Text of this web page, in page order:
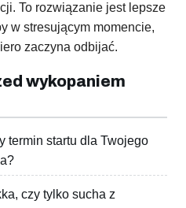
To rozwiązanie jest lepsze
w stresującym momencie,
zaczyna odbijać.
wykopaniem
termin startu dla Twojego
czy tylko sucha z